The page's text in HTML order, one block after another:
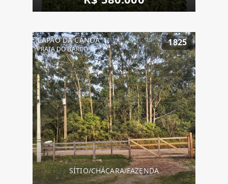
CAPÃO DA CANOA
PRAIA DO BARCO
1825
SÍTIO/CHÁCARA/FAZENDA